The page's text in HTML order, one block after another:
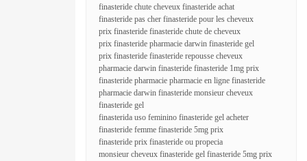
finasteride chute cheveux finasteride achat
finasteride pas cher finasteride pour les cheveux
prix finasteride finasteride chute de cheveux
prix finasteride pharmacie darwin finasteride gel
prix finasteride finasteride repousse cheveux
pharmacie darwin finasteride finasteride 1mg prix
finasteride pharmacie pharmacie en ligne finasteride
pharmacie darwin finasteride monsieur cheveux
finasteride gel
finasterida uso feminino finasteride gel acheter
finasteride femme finasteride 5mg prix
finasteride prix finasteride ou propecia
monsieur cheveux finasteride gel finasteride 5mg prix